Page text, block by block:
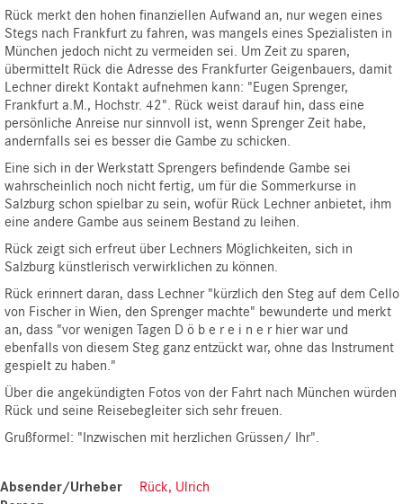
Rück merkt den hohen finanziellen Aufwand an, nur wegen eines
Stegs nach Frankfurt zu fahren, was mangels eines Spezialisten in
München jedoch nicht zu vermeiden sei. Um Zeit zu sparen,
übermittelt Rück die Adresse des Frankfurter Geigenbauers, damit
Lechner direkt Kontakt aufnehmen kann: "Eugen Sprenger,
Frankfurt a.M., Hochstr. 42". Rück weist darauf hin, dass eine
persönliche Anreise nur sinnvoll ist, wenn Sprenger Zeit habe,
andernfalls sei es besser die Gambe zu schicken.
Eine sich in der Werkstatt Sprengers befindende Gambe sei
wahrscheinlich noch nicht fertig, um für die Sommerkurse in
Salzburg schon spielbar zu sein, wofür Rück Lechner anbietet, ihm
eine andere Gambe aus seinem Bestand zu leihen.
Rück zeigt sich erfreut über Lechners Möglichkeiten, sich in
Salzburg künstlerisch verwirklichen zu können.
Rück erinnert daran, dass Lechner "kürzlich den Steg auf dem Cello
von Fischer in Wien, den Sprenger machte" bewunderte und merkt
an, dass "vor wenigen Tagen D ö b e r e i n e r hier war und
ebenfalls von diesem Steg ganz entzückt war, ohne das Instrument
gespielt zu haben."
Über die angekündigten Fotos von der Fahrt nach München würden
Rück und seine Reisebegleiter sich sehr freuen.
Grußformel: "Inzwischen mit herzlichen Grüssen/ Ihr".
Absender/Urheber
Rück, Ulrich